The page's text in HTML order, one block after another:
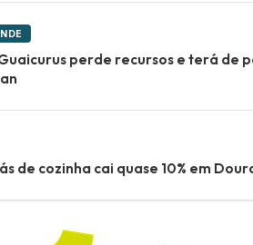
perde recursos e terá de
de cozinha cai quase 10% em